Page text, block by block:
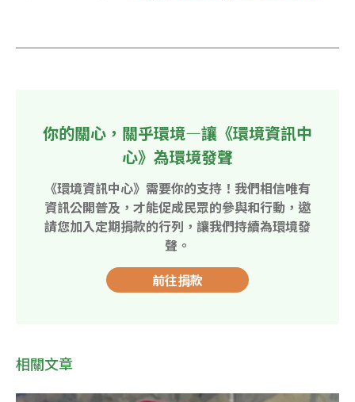
你的關心，關乎環境—讓《環境資訊中
心》為環境發聲
《環境資訊中心》需要你的支持！我們相信唯有
資訊公開普及，才能促成民眾的參與和行動，邀
請您加入定期捐款的行列，讓我們持續為環境發
聲。
前往捐款
相關文章